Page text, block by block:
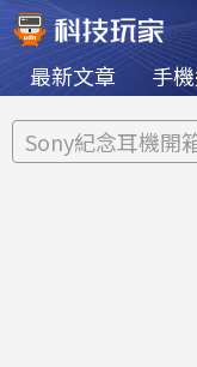
最新文章 手
Sony紀念耳機開